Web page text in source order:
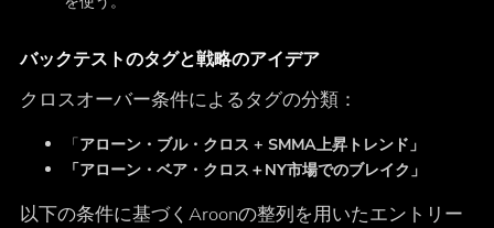
バックテストのタグと戦略のアイデア
クロスオーバー条件によるタグの分類：
「アローン・ブル・クロス + SMMA上昇トレンド」
「アローン・ベア・クロス＋NY市場でのブレイク」
以下の条件に基づくAroonの整列を用いたエントリー